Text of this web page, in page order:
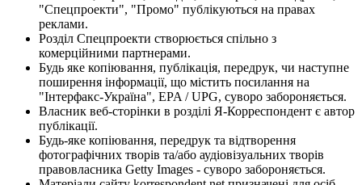
"Спецпроекти", "Промо" публікуються на правах
реклами.
Розділ Спецпроекти створюється спільно з
комерційними партнерами.
Будь яке копіювання, публікація, передрук, чи наступне
поширення інформації, що містить посилання на
"Інтерфакс-Україна", EPA / UPG, суворо забороняється.
Власник веб-сторінки в розділі Я-Корреспондент є автор
публікації.
Будь-яке копіювання, передрук та відтворення
фотографічних творів та/або аудіовізуальних творів
правовласника Getty Images - суворо забороняється.